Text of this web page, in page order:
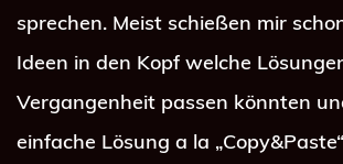
sprechen. Meist schießen mir
Ideen in den Kopf welche
Vergangenheit passen könnten
einfache Lösung a la